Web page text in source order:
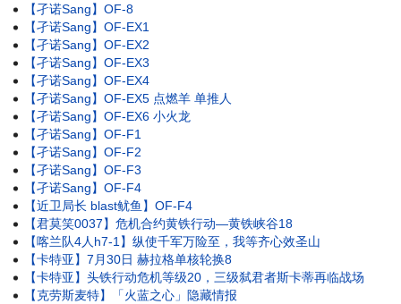
【孑诺Sang】OF-8
【孑诺Sang】OF-EX1
【孑诺Sang】OF-EX2
【孑诺Sang】OF-EX3
【孑诺Sang】OF-EX4
【孑诺Sang】OF-EX5 点燃羊 单推人
【孑诺Sang】OF-EX6 小火龙
【孑诺Sang】OF-F1
【孑诺Sang】OF-F2
【孑诺Sang】OF-F3
【孑诺Sang】OF-F4
【近卫局长 blast鱿鱼】OF-F4
【君莫笑0037】危机合约黄铁行动—黄铁峡谷18
【喀兰队4人h7-1】纵使千军万险至，我等齐心效圣山
【卡特亚】7月30日 赫拉格单核轮换8
【卡特亚】头铁行动危机等级20，三级弑君者斯卡蒂再临战场
【克劳斯麦特】「火蓝之心」隐藏情报